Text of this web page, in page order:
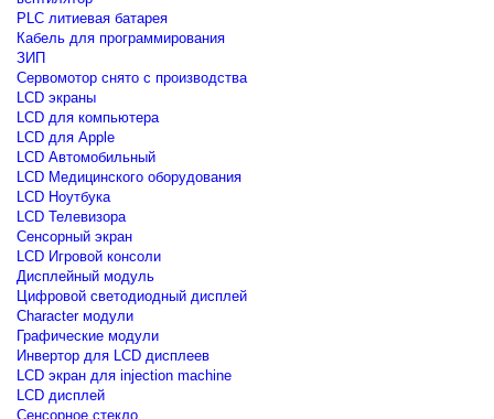
PLC литиевая батарея
Кабель для программирования
ЗИП
Сервомотор снято с производства
LCD экраны
LCD для компьютера
LCD для Apple
LCD Автомобильный
LCD Медицинского оборудования
LCD Ноутбука
LCD Телевизора
Сенсорный экран
LCD Игровой консоли
Дисплейный модуль
Цифровой светодиодный дисплей
Сharacter модули
Графические модули
Инвертор для LCD дисплеев
LCD экран для injection machine
LCD дисплей
Сенсорное стекло